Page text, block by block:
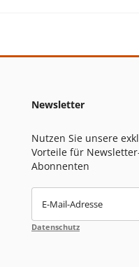
Newsletter
Nutzen Sie unsere
Vorteile für
Abonnenten
E-Mail-Adresse
Datenschutz